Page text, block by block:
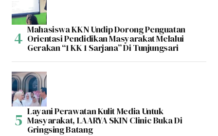
Mahasiswa KKN Undip Dorong Penguatan
Orientasi Pendidikan Masyarakat Melalui
Gerakan “1 KK 1 Sarjana” Di Tunjungsari
Layani Perawatan Kulit Media Untuk
Masyarakat, LAARYA SKIN Clinic Buka Di
Gringsing Batang